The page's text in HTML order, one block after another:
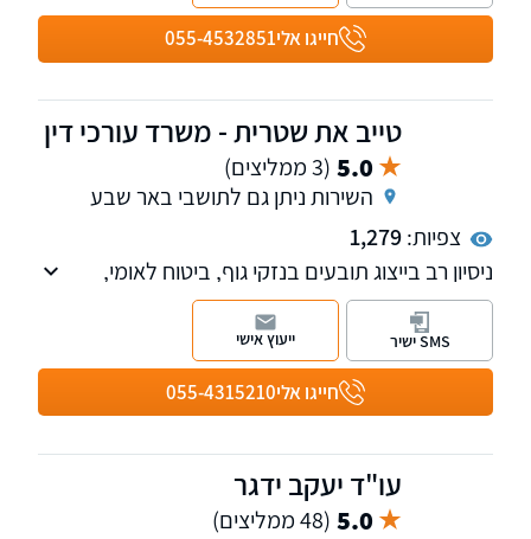
חייגו אלי055-4532851
טייב את שטרית - משרד עורכי דין
5.0 (3 ממליצים)
השירות ניתן גם לתושבי באר שבע
צפיות:1,279
ניסיון רב בייצוג תובעים בנזקי גוף, ביטוח לאומי,
תאונות דרכים, תביעות ביטוח, תאונות עבודה,
רשלנות רפואית, משרד הביטחון.
חייגו אלי055-4315210
SMS ישיר ייעוץ אישי
עו"ד יעקב ידגר
5.0 (48 ממליצים)